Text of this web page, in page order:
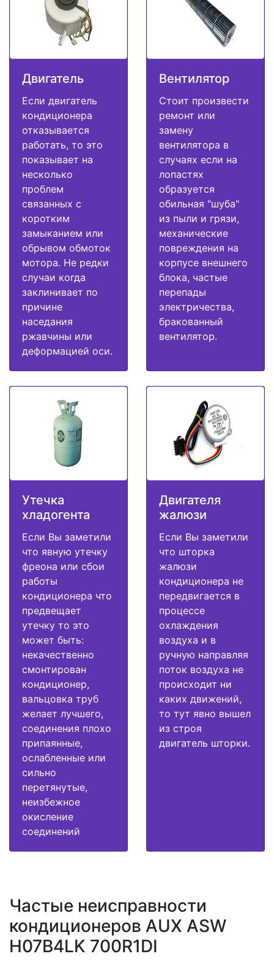
Двигатель
Если двигатель
кондиционера
отказывается
работать, то это
показывает на
несколько
проблем
связанных с
коротким
замыканием или
обрывом обмоток
мотора. Не редки
случаи когда
заклинивает по
причине
наседания
ржавчины или
деформацией оси.
Вентилятор
Стоит произвести
ремонт или
замену
вентилятора в
случаях если на
лопастях
образуется
обильная "шуба"
из пыли и грязи,
механические
повреждения на
корпусе внешнего
блока, частые
перепады
электричества,
бракованный
вентилятор.
Утечка
хладогента
Если Вы заметили
что явную утечку
фреона или сбои
работы
кондиционера что
предвещает
утечку то это
может быть:
некачественно
смонтирован
кондиционер,
вальцовка труб
желает лучшего,
соединения плохо
припаянные,
ослабленные или
сильно
перетянутые,
неизбежное
окисление
соединений
Двигателя
жалюзи
Если Вы заметили
что шторка
жалюзи
кондиционера не
передвигается в
процессе
охлаждения
воздуха и в
ручную направляя
поток воздуха не
происходит ни
каких движений,
то тут явно вышел
из строя
двигатель шторки.
Частые неисправности
кондиционеров AUX ASW
H07B4LK 700R1DI